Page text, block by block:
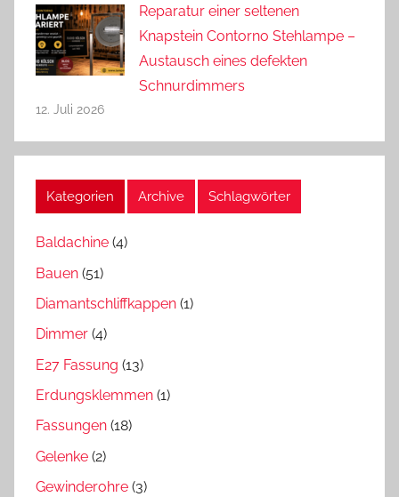
Reparatur einer seltenen
Knapstein Contorno Stehlampe –
Austausch eines defekten
Schnurdimmers
12. Juli 2026
Kategorien Archive Schlagwörter
Baldachine (4)
Bauen (51)
Diamantschliffkappen (1)
Dimmer (4)
E27 Fassung (13)
Erdungsklemmen (1)
Fassungen (18)
Gelenke (2)
Gewinderohre (3)